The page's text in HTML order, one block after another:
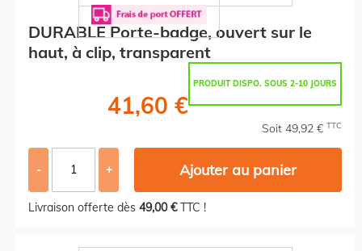
DURABLE Porte-badge, ouvert sur le
haut, à clip, transparent
PRODUIT DISPO. SOUS 2-10 JOURS
41,60 €
Soit 49,92 € TTC
- + Ajouter au panier
Livraison offerte dès 49,00 €TTC !